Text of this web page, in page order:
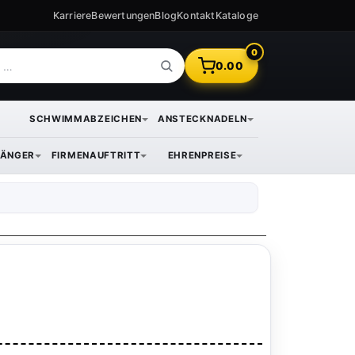
KarriereBewertungenBlogKontakt Kataloge
0.00
0
SCHWIMMABZEICHEN ANSTECKNADELN
FIRMENAUFTRITT EHRENPREISE